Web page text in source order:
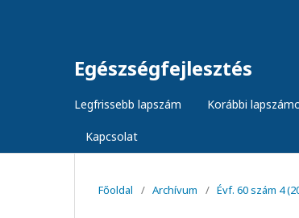
Egészségfejlesztés
Legfrissebb lapszám Korábbi
Kapcsolat
Főoldal / Archívum / Évf. 60 szám 4